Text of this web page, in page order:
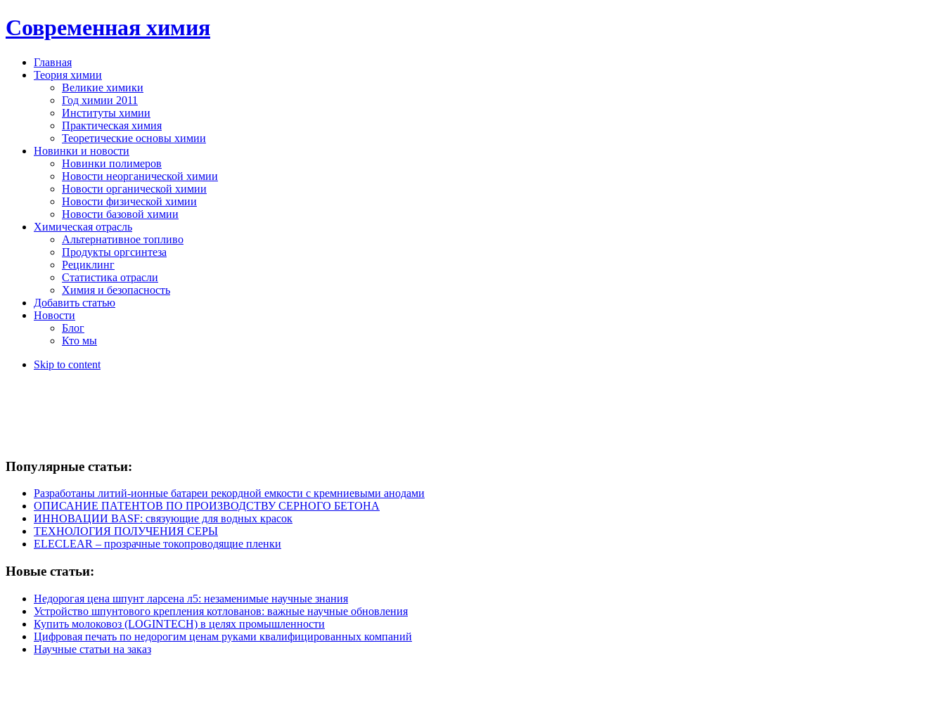
Современная химия
Главная
Теория химии
Великие химики
Год химии 2011
Институты химии
Практическая химия
Теоретические основы химии
Новинки и новости
Новинки полимеров
Новости неорганической химии
Новости органической химии
Новости физической химии
Новости базовой химии
Химическая отрасль
Альтернативное топливо
Продукты оргсинтеза
Рециклинг
Статистика отрасли
Химия и безопасность
Добавить статью
Новости
Блог
Кто мы
Skip to content
Популярные статьи:
Разработаны литий-ионные батареи рекордной емкости с кремниевыми анодами
ОПИСАНИЕ ПАТЕНТОВ ПО ПРОИЗВОДСТВУ СЕРНОГО БЕТОНА
ИННОВАЦИИ BASF: связующие для водных красок
ТЕХНОЛОГИЯ ПОЛУЧЕНИЯ СЕРЫ
ELECLEAR – прозрачные токопроводящие пленки
Новые статьи:
Недорогая цена шпунт ларсена л5: незаменимые научные знания
Устройство шпунтового крепления котлованов: важные научные обновления
Купить молоковоз (LOGINTECH) в целях промышленности
Цифровая печать по недорогим ценам руками квалифицированных компаний
Научные статьи на заказ